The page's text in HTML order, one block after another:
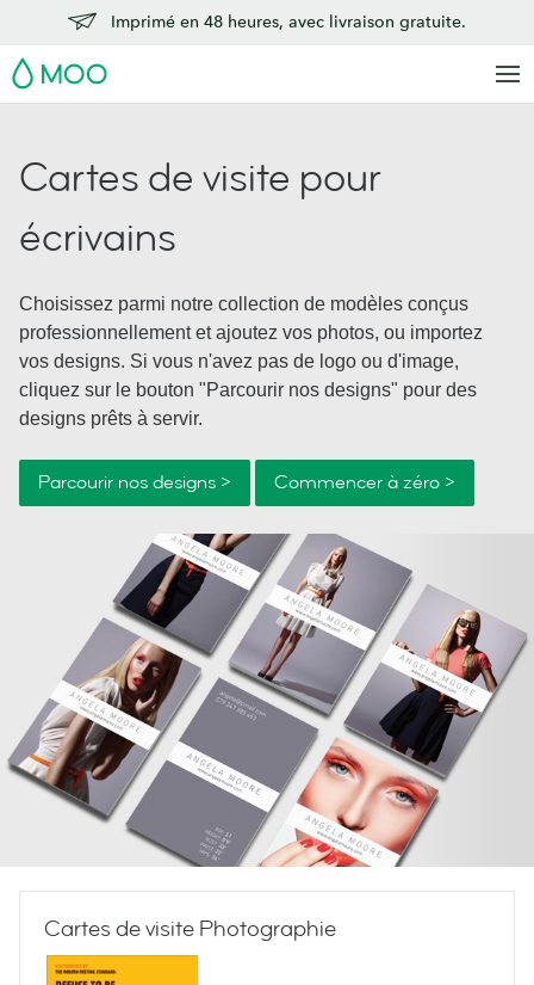
Imprimé en 48 heures, avec livraison gratuite.
MOO
Cartes de visite pour
écrivains
Choisissez parmi notre collection de modèles conçus
professionnellement et ajoutez vos photos, ou importez
vos designs. Si vous n'avez pas de logo ou d'image,
cliquez sur le bouton "Parcourir nos designs" pour des
designs prêts à servir.
Parcourir nos designs > Commencer à zéro >
Cartes de visite Photographie